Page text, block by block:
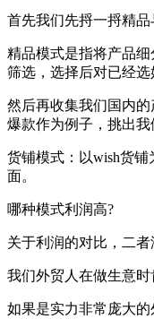
首先我们先捋一捋精品
精品模式是指将产品
筛选，选择后对已经选
然后再收集我们国内
爆款作为例子，挑出我
货铺模式：以wish货
面。
哪种模式利润高?
关于利润的对比，二者
我们外贸人在做生意
如果是实力非常庞大